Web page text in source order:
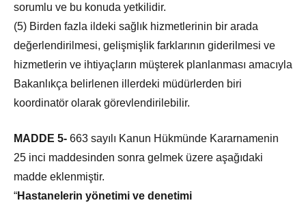
sorumlu ve bu konuda yetkilidir.
(5) Birden fazla ildeki sağlık hizmetlerinin bir arada
değerlendirilmesi, gelişmişlik farklarının giderilmesi ve
hizmetlerin ve ihtiyaçların müşterek planlanması amacıyla
Bakanlıkça belirlenen illerdeki müdürlerden biri
koordinatör olarak görevlendirilebilir.
MADDE 5- 663 sayılı Kanun Hükmünde Kararnamenin
25 inci maddesinden sonra gelmek üzere aşağıdaki
madde eklenmiştir.
“Hastanelerin yönetimi ve denetimi